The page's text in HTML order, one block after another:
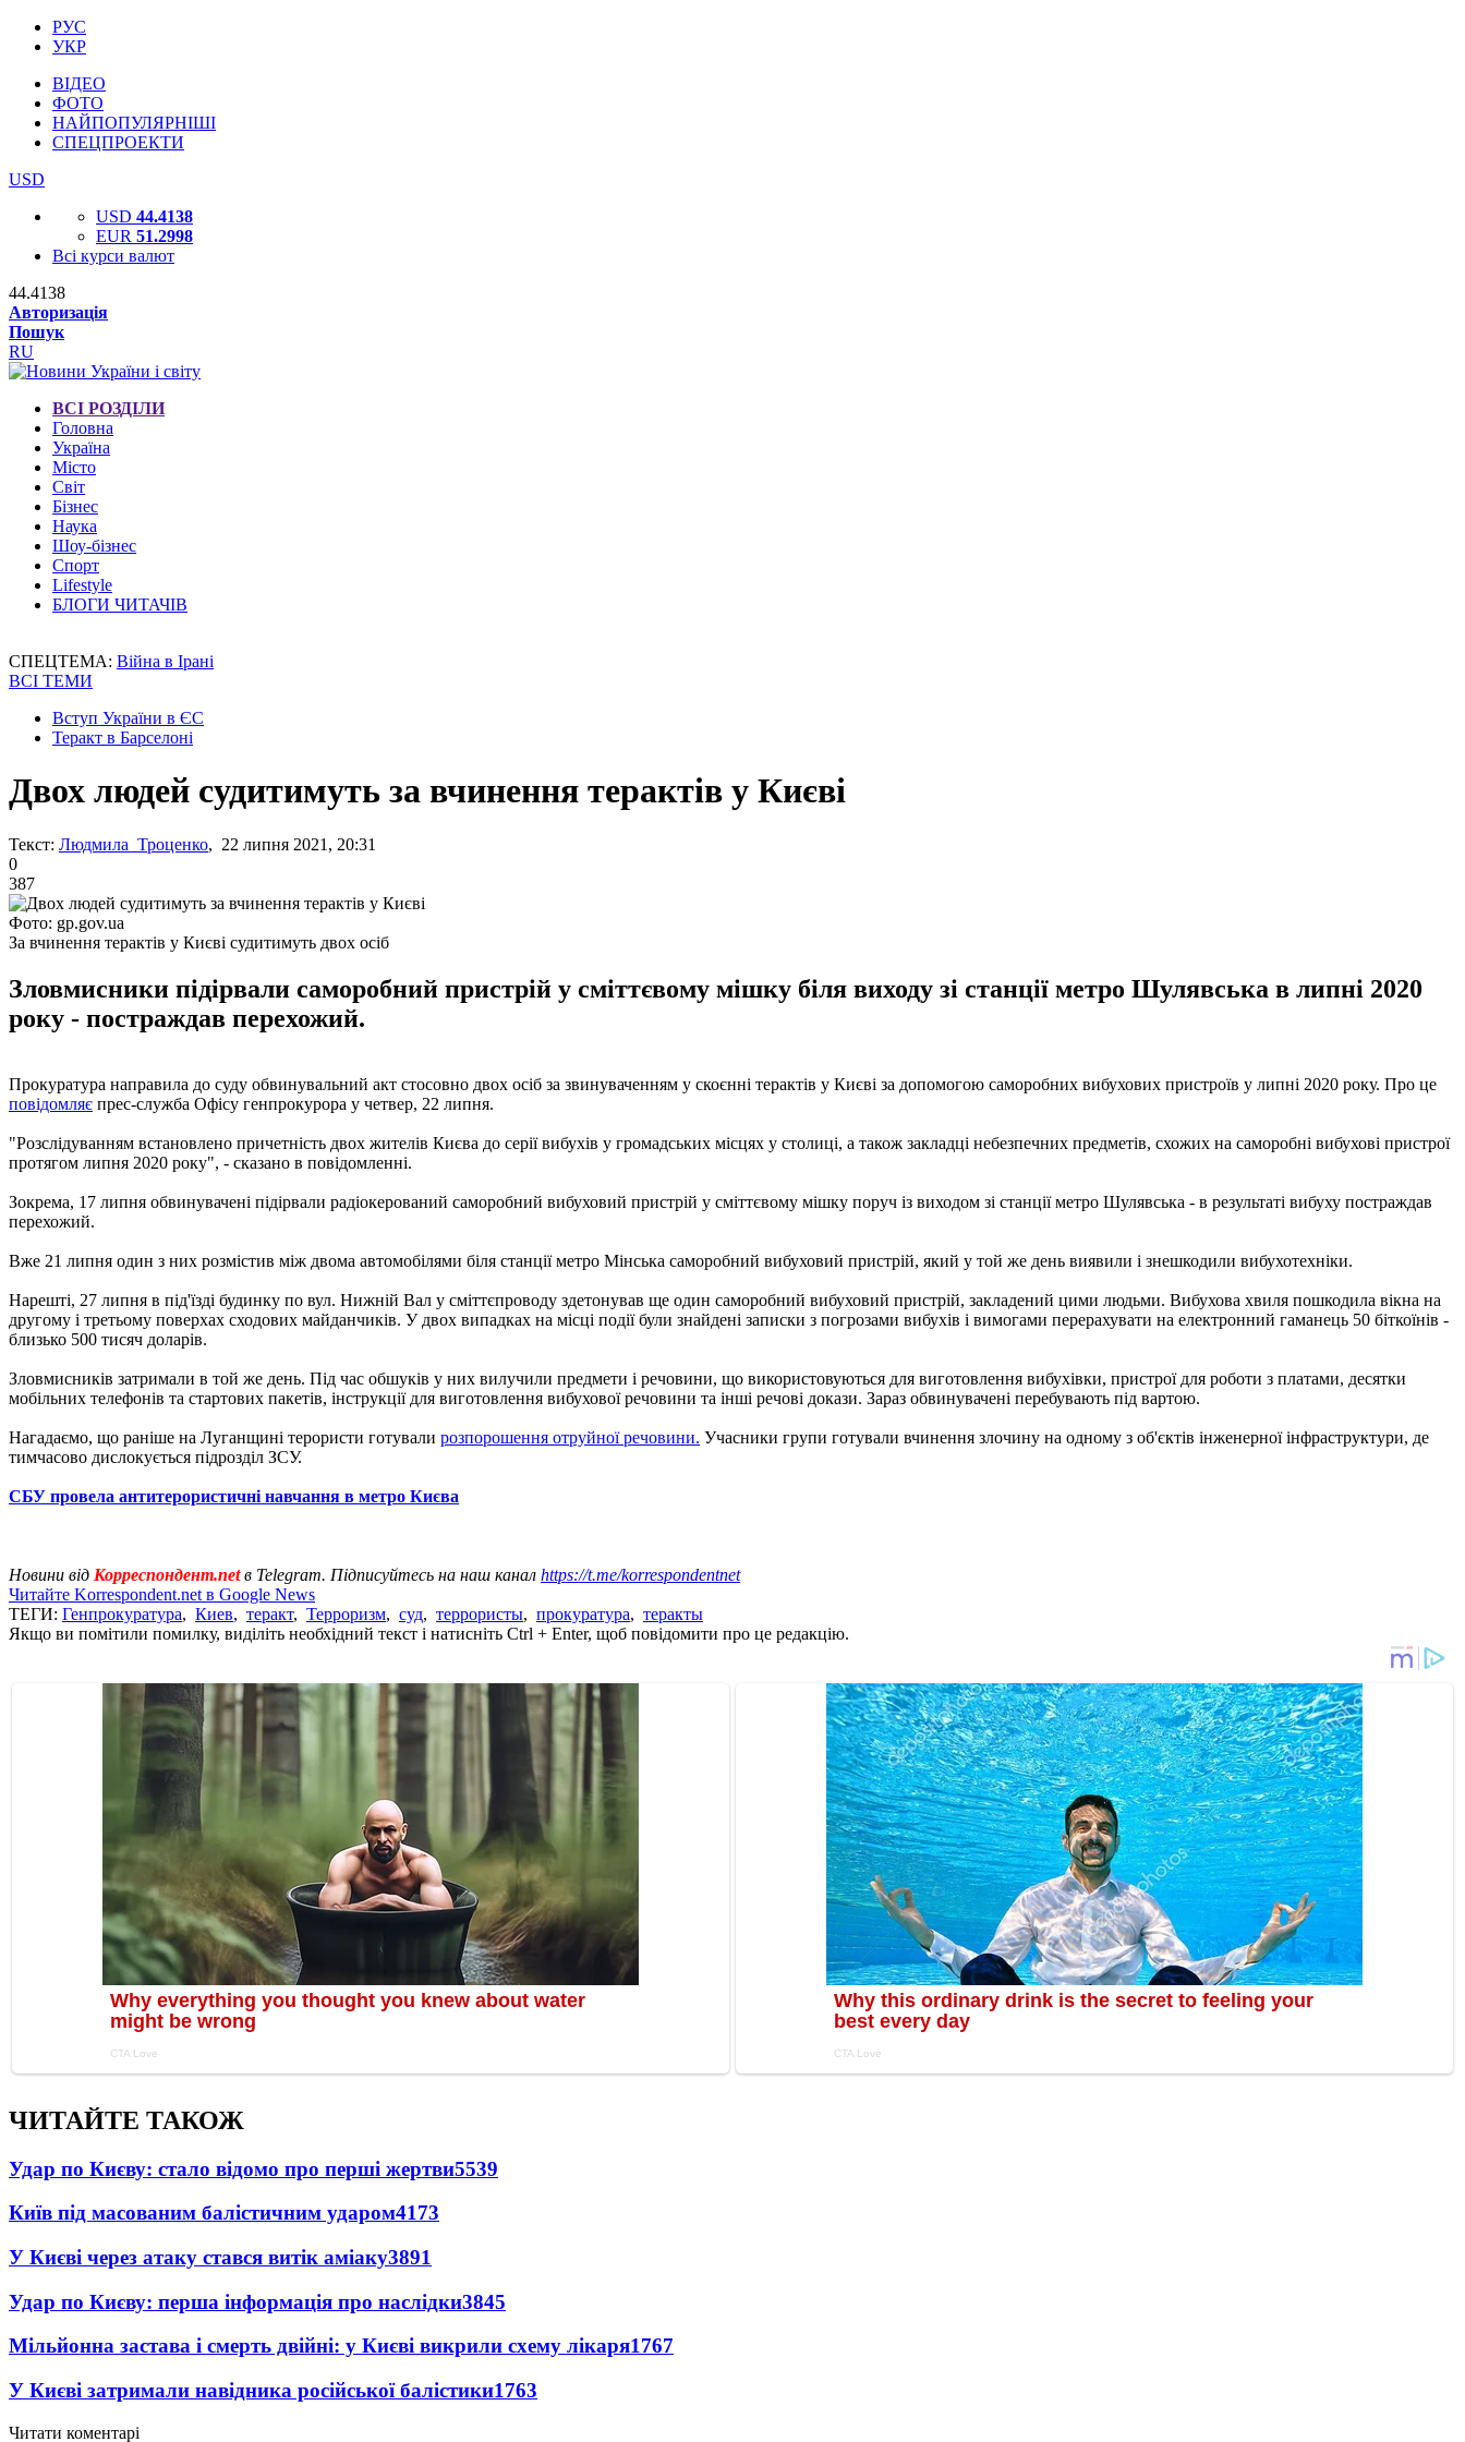
РУС
УКР
ВІДЕО
ФОТО
НАЙПОПУЛЯРНІШІ
СПЕЦПРОЕКТИ
USD
USD 44.4138
EUR 51.2998
Всі курси валют
44.4138
Авторизація
Пошук
RU
ВСІ РОЗДІЛИ
Головна
Україна
Місто
Світ
Бізнес
Наука
Шоу-бізнес
Спорт
Lifestyle
БЛОГИ ЧИТАЧІВ
СПЕЦТЕМА: Війна в Ірані
ВСІ ТЕМИ
Вступ України в ЄС
Теракт в Барселоні
Двох людей судитимуть за вчинення терактів у Києві
Текст: Людмила Троценко, 22 липня 2021, 20:31
0
387
Фото: gp.gov.ua
За вчинення терактів у Києві судитимуть двох осіб
Зловмисники підірвали саморобний пристрій у сміттєвому мішку біля виходу зі станції метро Шулявська в липні 2020
року - постраждав перехожий.
Прокуратура направила до суду обвинувальний акт стосовно двох осіб за звинуваченням у скоєнні терактів у Києві за допомогою саморобних вибухових пристроїв у липні 2020 року. Про це
повідомляє прес-служба Офісу генпрокурора у четвер, 22 липня.
"Розслідуванням встановлено причетність двох жителів Києва до серії вибухів у громадських місцях у столиці, а також закладці небезпечних предметів, схожих на саморобні вибухові пристрої
протягом липня 2020 року", - сказано в повідомленні.
Зокрема, 17 липня обвинувачені підірвали радіокерований саморобний вибуховий пристрій у сміттєвому мішку поруч із виходом зі станції метро Шулявська - в результаті вибуху постраждав
перехожий.
Вже 21 липня один з них розмістив між двома автомобілями біля станції метро Мінська саморобний вибуховий пристрій, який у той же день виявили і знешкодили вибухотехніки.
Нарешті, 27 липня в під'їзді будинку по вул. Нижній Вал у сміттєпроводу здетонував ще один саморобний вибуховий пристрій, закладений цими людьми. Вибухова хвиля пошкодила вікна на
другому і третьому поверхах сходових майданчиків. У двох випадках на місці події були знайдені записки з погрозами вибухів і вимогами перерахувати на електронний гаманець 50 біткоїнів -
близько 500 тисяч доларів.
Зловмисників затримали в той же день. Під час обшуків у них вилучили предмети і речовини, що використовуються для виготовлення вибухівки, пристрої для роботи з платами, десятки
мобільних телефонів та стартових пакетів, інструкції для виготовлення вибухової речовини та інші речові докази. Зараз обвинувачені перебувають під вартою.
Нагадаємо, що раніше на Луганщині терористи готували розпорошення отруйної речовини. Учасники групи готували вчинення злочину на одному з об'єктів інженерної інфраструктури, де
тимчасово дислокується підрозділ ЗСУ.
СБУ провела антитерористичні навчання в метро Києва
Новини від Корреспондент.netв Telegram. Підписуйтесь на наш канал https://t.me/korrespondentnet
Читайте Korrespondent.net в Google News
ТЕГИ: Генпрокуратура, Киев, теракт, Терроризм, суд, террористы, прокуратура, теракты
Якщо ви помітили помилку, виділіть необхідний текст і натисніть Ctrl + Enter, щоб повідомити про це редакцію.
ЧИТАЙТЕ ТАКОЖ
Удар по Києву: стало відомо про перші жертви5539
Київ під масованим балістичним ударом4173
У Києві через атаку стався витік аміаку3891
Удар по Києву: перша інформація про наслідки3845
Мільйонна застава і смерть двійні: у Києві викрили схему лікаря1767
У Києві затримали навідника російської балістики1763
Читати коментарі